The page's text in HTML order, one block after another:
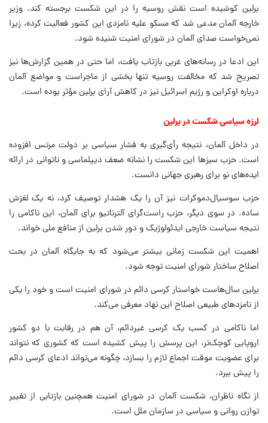
برلین کوشیده است نقش روسیه را در این شکست برجسته کند. وزیر
خارجه آلمان مدعی شد که مسکو علیه نامزدی این کشور فعالیت کرده، زیرا
نمی‌خواست صدای آلمان در شورای امنیت شنیده شود.
این ادعا در رسانه‌های غربی بازتاب یافت، اما حتی در همین گزارش‌ها نیز
تصریح شد که مخالفت روسیه تنها بخشی از ماجراست و مواضع آلمان
درباره اوکراین و رژیم اسرائیل نیز در کاهش آرای برلین مؤثر بوده است.
لرزه سیاسی شکست در برلین
در داخل آلمان، نتیجه رأی‌گیری به فشار سیاسی بر دولت مرتس افزوده
است. حزب سبزها این شکست را نشانه ضعف دیپلماسی و ناتوانی در ارائه
ایده‌های نو برای رهبری جهانی دانست.
حزب سوسیال‌دموکرات نیز آن را یک هشدار توصیف کرد، نه یک لغزش
ساده. در سوی دیگر، حزب راست‌گرای آلترناتیو برای آلمان، این ناکامی را
نتیجه سیاست خارجی ایدئولوژیک و دور شدن برلین از منافع ملی خواند.
اهمیت این شکست زمانی بیشتر می‌شود که به جایگاه آلمان در بحث
اصلاح ساختار شورای امنیت توجه شود.
برلین سال‌هاست خواستار کرسی دائم در شورای امنیت است و خود را یکی
از نامزدهای طبیعی اصلاح این نهاد معرفی می‌کند.
اما ناکامی در کسب یک کرسی غیردائم، آن هم در رقابت با دو کشور
اروپایی کوچک‌تر، این پرسش را پیش کشیده است که کشوری که نتواند
برای عضویت موقت اجماع لازم را بسازد، چگونه می‌تواند ادعای کرسی دائم
را پیش ببرد.
از نگاه ناظران، شکست آلمان در شورای امنیت همچنین بازتابی از تغییر
توازن روانی و سیاسی در سازمان ملل است.